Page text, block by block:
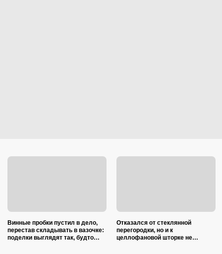
Винные пробки пустил в дело,
перестав складывать в вазочке:
поделки выглядят так, будто
Отказался от стеклянной
перегородки, но и к
целлофановой шторке не